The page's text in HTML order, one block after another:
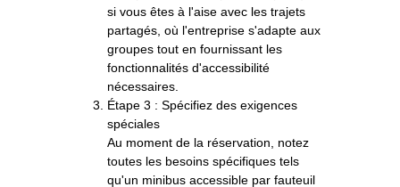
si vous êtes à l'aise avec les trajets
partagés, où l'entreprise s'adapte aux
groupes tout en fournissant les
fonctionnalités d'accessibilité
nécessaires.
Étape 3 : Spécifiez des exigences
spéciales
Au moment de la réservation, notez
toutes les besoins spécifiques tels
qu'un minibus accessible par fauteuil